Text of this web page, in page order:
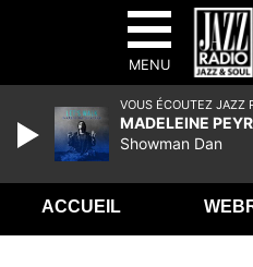
MENU
ACCUEIL
VOUS ÉCOUTEZ JAZZ
MADELEINE
Showman Dan